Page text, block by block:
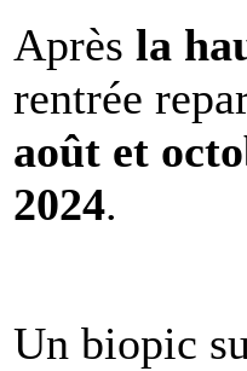
Après la
rentrée
août et
2024.
Un biopic